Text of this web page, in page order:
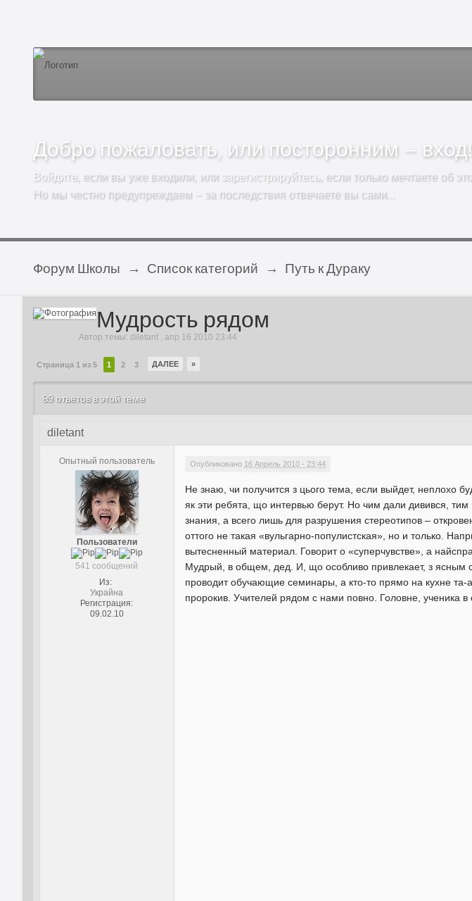
Добро пожаловать, или посторонним –
Войдите, если вы уже входили, или зарегистрируйтесь, если только мечтаете об
Но мы честно предупреждаем – за последствия отвечаете вы сами…
Форум Школы → Список категорий → Путь к Дураку
Мудрость рядом
Автор темы:diletant , апр 16 2010 23:44
Страница 1 из 5 1 2 3 ДАЛЕЕ »
89 ответов в этой теме
diletant
Опытный пользователь
Пользователи
541 сообщений
Из:
Украйна
Регистрация:
09.02.10
Опубликовано 16 Апрель 2010 - 23:44
Не знаю, чи получится з цього тема, если выйдет, неплохо
як эти ребята, що интервью берут. Но чим дали дивився,
знания, а всего лишь для разрушения стереотипов –
оттого не такая «вульгарно-популистская», но и только.
вытесненный материал. Говорит о «суперчувстве», а
Мудрый, в общем, дед. И, що особливо привлекает, з ясным
проводит обучающие семинары, а кто-то прямо на кухне та-
пророкив. Учителей рядом с нами повно. Головне, ученика в